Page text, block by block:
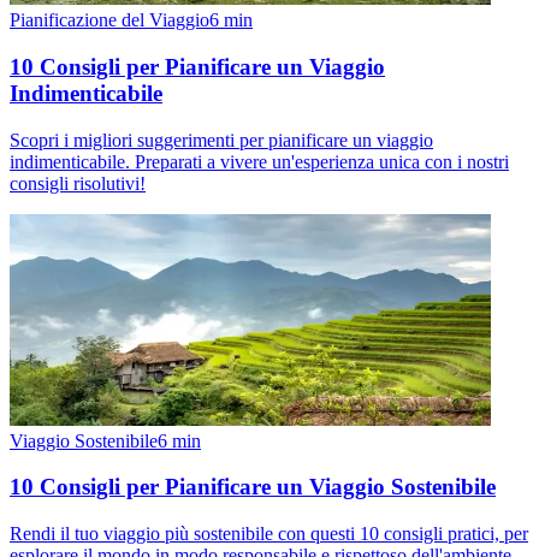
Pianificazione del Viaggio6 min
10 Consigli per Pianificare un Viaggio
Indimenticabile
Scopri i migliori suggerimenti per pianificare un viaggio
indimenticabile. Preparati a vivere un'esperienza unica con i nostri
consigli risolutivi!
Viaggio Sostenibile6 min
10 Consigli per Pianificare un Viaggio Sostenibile
Rendi il tuo viaggio più sostenibile con questi 10 consigli pratici, per